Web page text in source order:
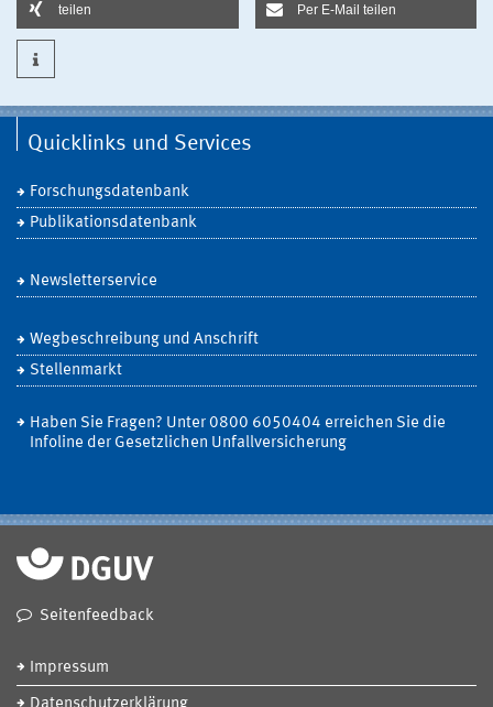
teilen Per E-Mail teilen
Quicklinks und Services
Forschungsdatenbank
Publikationsdatenbank
Newsletterservice
Wegbeschreibung und Anschrift
Stellenmarkt
Haben Sie Fragen? Unter 0800 6050404 erreichen Sie die
Infoline der Gesetzlichen Unfallversicherung
Seitenfeedback
Impressum